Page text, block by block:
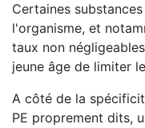
Certaines
l'organisme, et
taux non
jeune âge de limiter
A côté de la
PE proprement dits,